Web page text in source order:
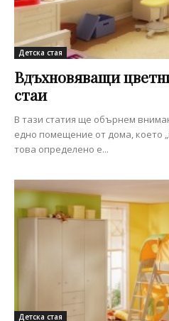
Детска стая
Вдъхновяващи
стаи
В тази статия ще обърнем
едно помещение от дома, което
това определено е...
Детска стая